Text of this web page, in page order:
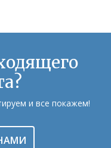
и все покажем!